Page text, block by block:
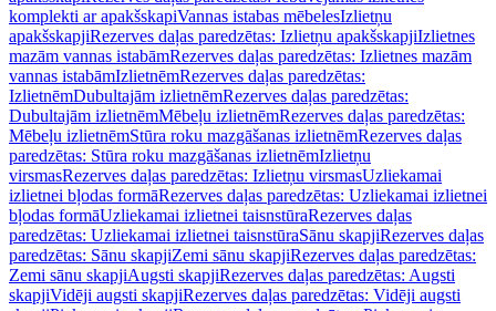
komplekti ar apakšskapiVannas istabas mēbelesIzlietņu
apakšskapjiRezerves daļas paredzētas: Izlietņu apakšskapjiIzlietnes
mazām vannas istabāmRezerves daļas paredzētas: Izlietnes mazām
vannas istabāmIzlietnēmRezerves daļas paredzētas:
IzlietnēmDubultajām izlietnēmRezerves daļas paredzētas:
Dubultajām izlietnēmMēbeļu izlietnēmRezerves daļas paredzētas:
Mēbeļu izlietnēmStūra roku mazgāšanas izlietnēmRezerves daļas
paredzētas: Stūra roku mazgāšanas izlietnēmIzlietņu
virsmasRezerves daļas paredzētas: Izlietņu virsmasUzliekamai
izlietnei bļodas formāRezerves daļas paredzētas: Uzliekamai izlietnei
bļodas formāUzliekamai izlietnei taisnstūraRezerves daļas
paredzētas: Uzliekamai izlietnei taisnstūraSānu skapjiRezerves daļas
paredzētas: Sānu skapjiZemi sānu skapjiRezerves daļas paredzētas:
Zemi sānu skapjiAugsti skapjiRezerves daļas paredzētas: Augsti
skapjiVidēji augsti skapjiRezerves daļas paredzētas: Vidēji augsti